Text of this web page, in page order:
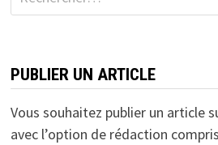
PUBLIER UN ARTICLE
Vous souhaitez publier un article
avec l’option de rédaction